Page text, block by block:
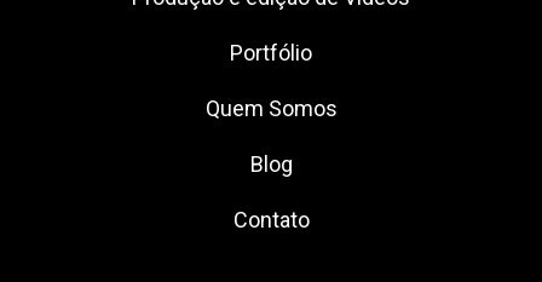
Portfólio
Quem Somos
Blog
Contato